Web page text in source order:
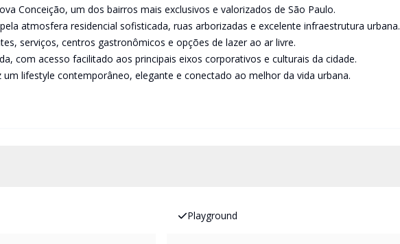
Conceição, um dos bairros mais exclusivos e valorizados de São Paulo.
atmosfera residencial sofisticada, ruas arborizadas e excelente infraestrutura urbana.
serviços, centros gastronômicos e opções de lazer ao ar livre.
com acesso facilitado aos principais eixos corporativos e culturais da cidade.
um lifestyle contemporâneo, elegante e conectado ao melhor da vida urbana.
Playground